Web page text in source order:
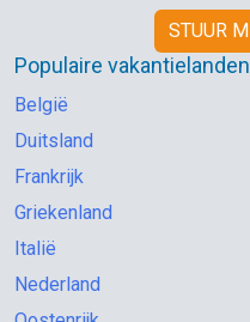
Populaire vakantielanden
België
Duitsland
Frankrijk
Griekenland
Italië
Nederland